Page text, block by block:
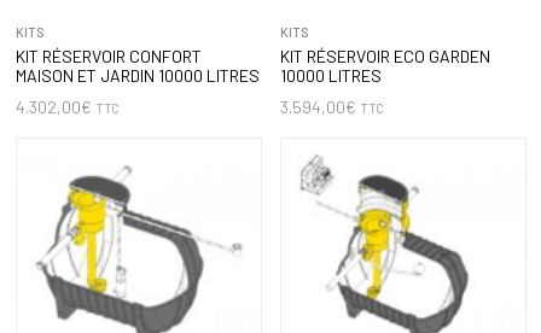
KITS
KIT RÉSERVOIR CONFORT
MAISON ET JARDIN 10000 LITRES
4.302,00€ TTC
KITS
KIT RÉSERVOIR ECO GARDEN
10000 LITRES
3.594,00€ TTC